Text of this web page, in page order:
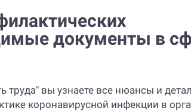
документы в
труда" вы узнаете все нюансы и
коронавирусной инфекции в